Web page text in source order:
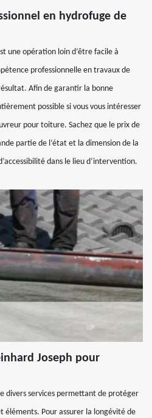
en hydrofuge de
une opération loin d’être facile à
professionnelle en travaux de
Afin de garantir la bonne
possible si vous vous intéresser
pour toiture. Sachez que le prix de
partie de l’état et la dimension de la
dans le lieu d’intervention.
Joseph pour
divers services permettant de protéger
éléments. Pour assurer la longévité de